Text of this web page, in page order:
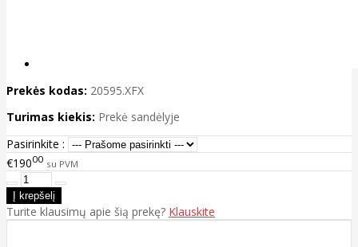
Prekės kodas: 20595.XFX
Turimas kiekis: Prekė sandėlyje
Pasirinkite :
€19000 su PVM
Turite klausimų apie šią prekę? Klauskite